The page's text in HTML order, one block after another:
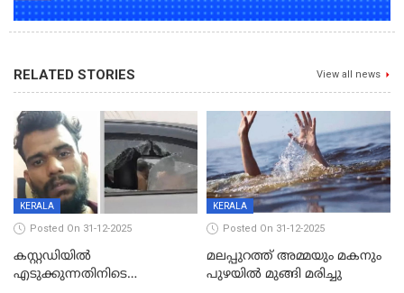
RELATED STORIES View all news
KERALA
Posted On 31-12-2025
കസ്റ്റഡിയിൽ
എടുക്കുന്നതിനിടെ
KERALA
Posted On 31-12-2025
മലപ്പുറത്ത് അമ്മയും മകനും
പുഴയിൽ മുങ്ങി മരിച്ചു